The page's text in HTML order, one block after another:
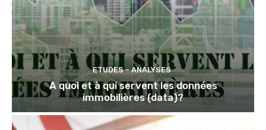
ETUDES - ANALYSES
A quoi et à qui servent les données
immobilières (data)?